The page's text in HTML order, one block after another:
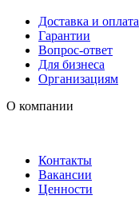
Доставка и оплата
Гарантии
Вопрос-ответ
Для бизнеса
Организациям
О компании
Контакты
Вакансии
Ценности